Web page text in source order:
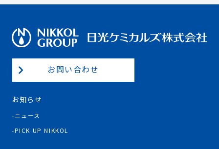
お問い合わせ
お知らせ
ニュース
PICK UP NIKKOL